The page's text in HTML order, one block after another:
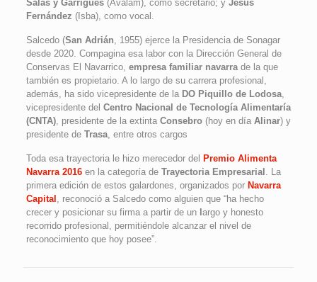
Salas y Garrigues(Aválam), como secretario; yJesús
Fernández (Isba), como vocal.
Salcedo (San Adrián, 1955) ejerce la Presidencia de Sonagar
desde 2020. Compagina esa labor con la Dirección General de
Conservas El Navarrico, empresa familiar navarrade la que
también es propietario. A lo largo de su carrera profesional,
además, ha sido vicepresidente de la DO Piquillo de Lodosa,
vicepresidente del Centro Nacional de Tecnología Alimentaría
(CNTA), presidente de la extinta Consebro(hoy en día Alinar) y
presidente de Trasa, entre otros cargos
Toda esa trayectoria le hizo merecedor del Premio Alimenta
Navarra 2016en la categoría de Trayectoria Empresarial . La
primera edición de estos galardones, organizados por Navarra
Capital , reconoció a Salcedo como alguien que “ha hecho
crecer y posicionar su firma a partir de unl argo y honesto
recorrido profesional, permitiéndole alcanzar el nivel de
reconocimiento que hoy posee”.